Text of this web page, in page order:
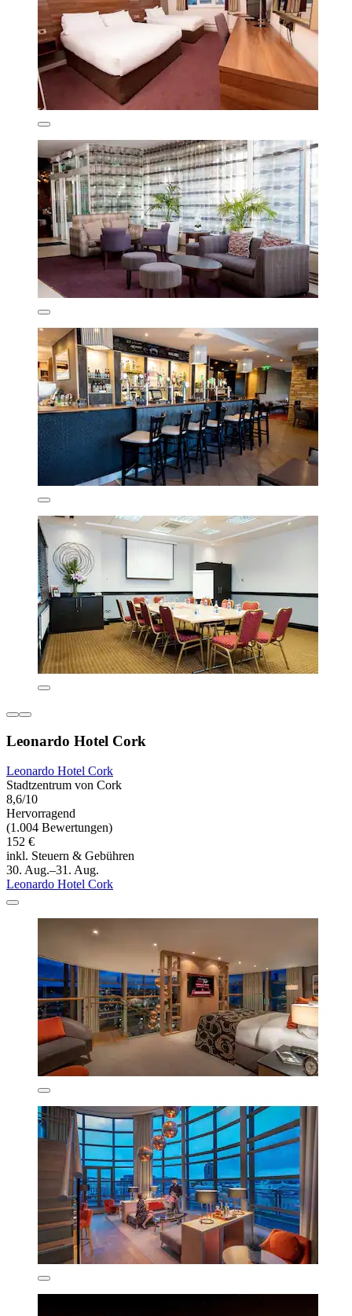
Leonardo Hotel Cork
Leonardo Hotel Cork
Stadtzentrum von Cork
8,6/10
Hervorragend
(1.004 Bewertungen)
152 €
inkl. Steuern & Gebühren
30. Aug.–31. Aug.
Leonardo Hotel Cork